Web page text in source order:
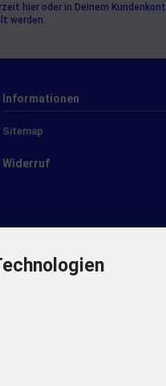
hier oder in Deinem
werden.
Informationen
Sitemap
Widerruf